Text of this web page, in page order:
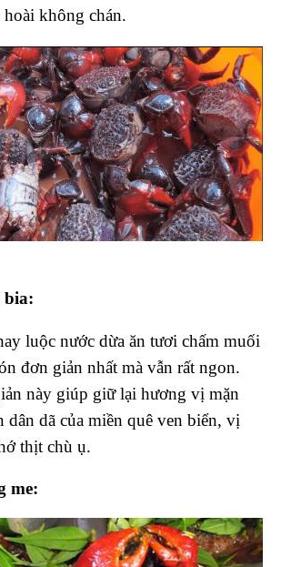
không chán.
bia:
luộc nước dừa ăn tươi chấm muối
đơn giản nhất mà vẫn rất ngon.
này giúp giữ lại hương vị mặn
dân dã của miền quê ven biển, vị
thịt chù ụ.
me: